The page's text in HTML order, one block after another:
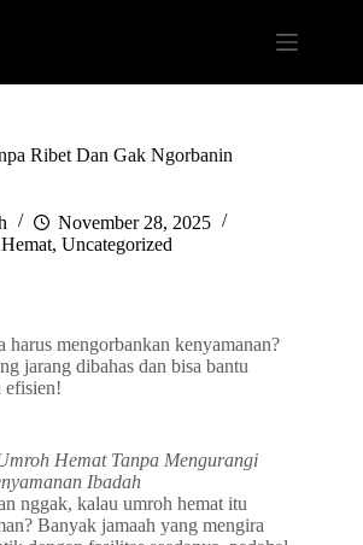
Ribet Dan Gak Ngorbanin
November 28, 2025
, Uncategorized
harus mengorbankan kenyamanan?
jarang dibahas dan bisa bantu
efisien!
Hemat Tanpa Mengurangi
Ibadah
nggak, kalau umroh hemat itu
Banyak jamaah yang mengira